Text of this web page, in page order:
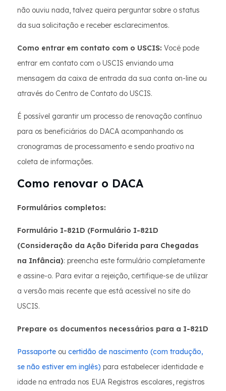
não ouviu nada, talvez queira perguntar sobre o status
da sua solicitação e receber esclarecimentos.
Como entrar em contato com o USCIS: Você pode
entrar em contato com o USCIS enviando uma
mensagem da caixa de entrada da sua conta on-line ou
através do Centro de Contato do USCIS.
É possível garantir um processo de renovação contínuo
para os beneficiários do DACA acompanhando os
cronogramas de processamento e sendo proativo na
coleta de informações.
Como renovar o DACA
Formulários completos:
Formulário I-821D (Formulário I-821D
(Consideração da Ação Diferida para Chegadas
na Infância): preencha este formulário completamente
e assine-o. Para evitar a rejeição, certifique-se de utilizar
a versão mais recente que está acessível no site do
USCIS.
Prepare os documentos necessários para a I-821D
Passaporte ou certidão de nascimento (com tradução,
se não estiver em inglês) para estabelecer identidade e
idade na entrada nos EUA Registros escolares, registros